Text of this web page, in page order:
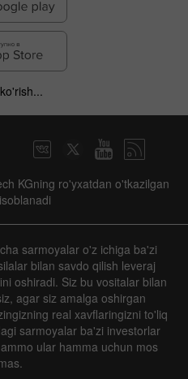
KGning ro'yxatdan o'tkazilgan
sarmoyalar o'z ichiga ba'zi
bilan savdo qilish leveraj
oshiradi. Siz bu vositalar bilan
agar siz amalga oshirgan
real xavflaringizni to'liq
sarmoyalar ba'zi investorlar
ular hamma uchun mos